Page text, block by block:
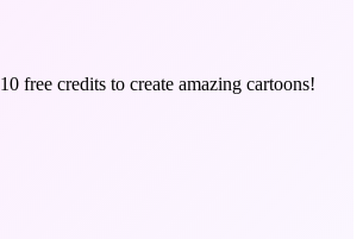
10 free credits to create amazing cartoons!